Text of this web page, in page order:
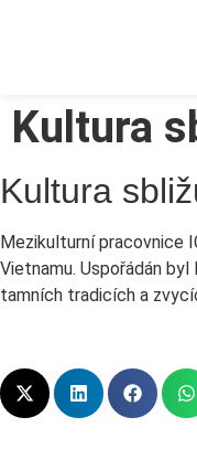
Kultura
Kultura
Mezikulturní pracovnice
Vietnamu. Uspořádán
tamních tradicích a